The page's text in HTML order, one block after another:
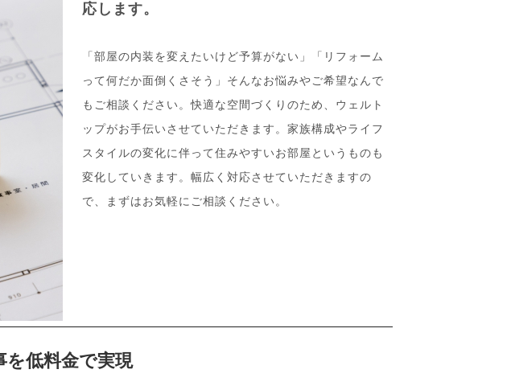
応します。
「部屋の内装を変えたいけど予算がない」「リフォーム
って何だか面倒くさそう」そんなお悩みやご希望なんで
もご相談ください。快適な空間づくりのため、ウェルト
ップがお手伝いさせていただきます。家族構成やライフ
スタイルの変化に伴って住みやすいお部屋というものも
変化していきます。幅広く対応させていただきますの
で、まずはお気軽にご相談ください。
を低料金で実現